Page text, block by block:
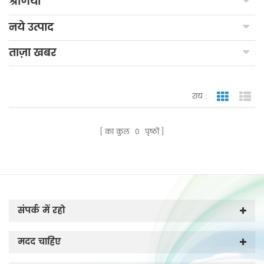
नये उत्पाद
ताज़ा खबर
राय : जाली
का कुल 0 पृष्ठों
संपर्क में रहो
मदद चाहिए